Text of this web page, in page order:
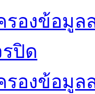
องข้อมูล
ปิด
รองข้อมูล